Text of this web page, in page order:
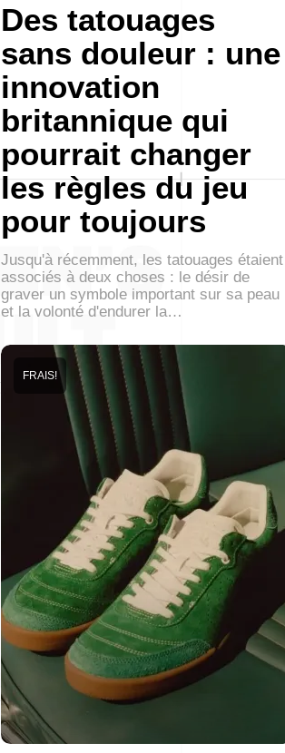
Des tatouages
sans douleur : une
innovation
britannique qui
pourrait changer
les règles du jeu
pour toujours
Jusqu'à récemment, les tatouages étaient
associés à deux choses : le désir de
graver un symbole important sur sa peau
et la volonté d'endurer la…
FRAIS!